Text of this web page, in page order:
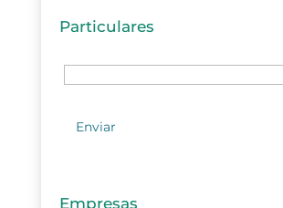
Particulares
Empresas